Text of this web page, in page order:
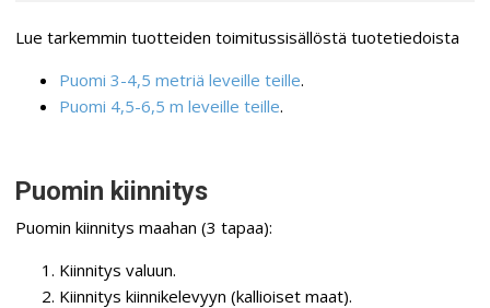
Lue tarkemmin tuotteiden toimitussisällöstä tuotetiedoista
Puomi 3-4,5 metriä leveille teille.
Puomi 4,5-6,5 m leveille teille.
Puomin kiinnitys
Puomin kiinnitys maahan (3 tapaa):
Kiinnitys valuun.
Kiinnitys kiinnikelevyyn (kallioiset maat).